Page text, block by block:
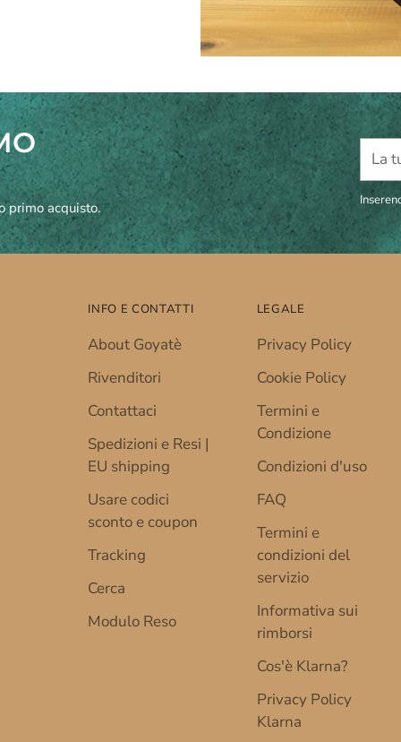
primo acquisto.
La
tua
email
INFO E CONTATTI
About Goyatè
Rivenditori
Contattaci
Spedizioni e Resi |
EU shipping
Usare codici
sconto e coupon
Tracking
Cerca
Modulo Reso
LEGALE
Privacy Policy
Cookie Policy
Termini e
Condizione
Condizioni d'uso
FAQ
Termini e
condizioni del
servizio
Informativa sui
rimborsi
Cos'è Klarna?
Privacy Policy
Klarna